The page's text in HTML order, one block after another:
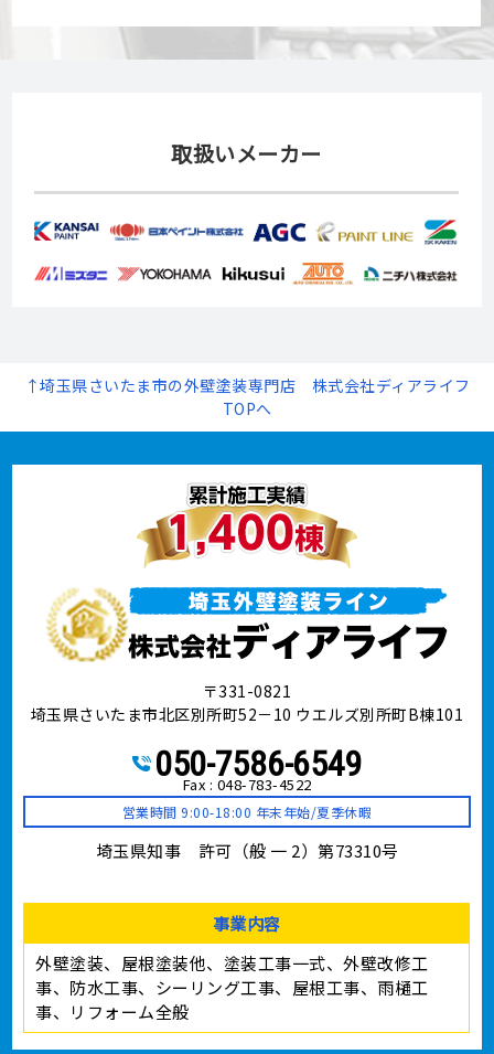
取扱いメーカー
↑埼玉県さいたま市の外壁塗装専門店 株式会社ディアライフ
TOPへ
〒331-0821
埼玉県さいたま市北区別所町52－10 ウエルズ別所町B棟101
050-7586-6549
Fax : 048-783-4522
営業時間 9:00-18:00 年末年始/夏季休暇
埼玉県知事 許可（般 一 2）第73310号
事業内容
外壁塗装、屋根塗装他、塗装工事⼀式、外壁改修工
事、防水工事、シーリング工事、屋根工事、雨樋工
事、リフォーム全般